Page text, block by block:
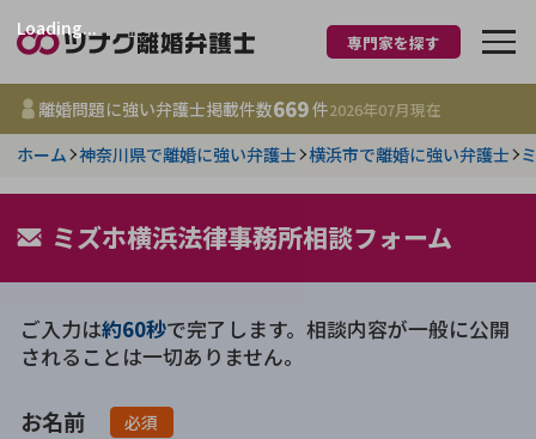
離婚に強い弁護士
都道府県を選択
事務所 669
更新日 :2026年07月31日
相談内容で探す
専門家を探す
離婚問題に強い弁護士掲載件数669件2026年07月現在
ホーム 神奈川県で離婚に強い弁護士 横浜市で離婚に強い弁護士
ミズホ横浜法律事務所相談フォーム
ご入力は約60秒で完了します。相談内容が一般に公開
されることは一切ありません。
お名前 必須
Loading...